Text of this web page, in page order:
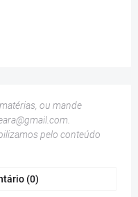
ou mande
.
pelo conteúdo
(0)